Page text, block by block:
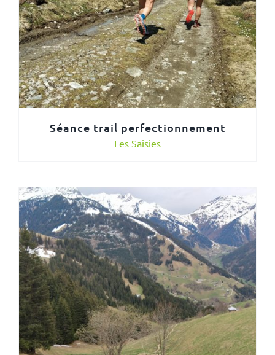
Séance trail perfectionnement
Les Saisies